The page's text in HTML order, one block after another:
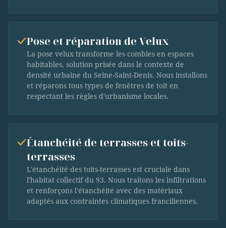
Pose et réparation de Velux
La pose velux transforme les combles en espaces
habitables, solution prisée dans le contexte de
densité urbaine du Seine-Saint-Denis. Nous installons
et réparons tous types de fenêtres de toit en
respectant les règles d'urbanisme locales.
Étanchéité de terrasses et toits-
terrasses
L'étanchéité des toits-terrasses est cruciale dans
l'habitat collectif du 93. Nous traitons les infiltrations
et renforçons l'étanchéité avec des matériaux
adaptés aux contraintes climatiques franciliennes.